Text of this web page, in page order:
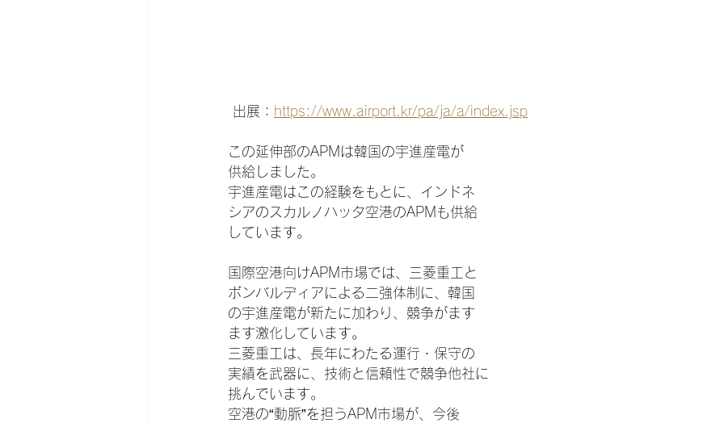
出展： https://www.airport.kr/pa/ja/a/index.jsp
この延伸部のAPMは韓国の宇進産電が
供給しました。
宇進産電はこの経験をもとに、インドネ
シアのスカルノハッタ空港のAPMも供給
しています。
国際空港向けAPM市場では、三菱重工と
ボンバルディアによる二強体制に、韓国
の宇進産電が新たに加わり、競争がます
ます激化しています。
三菱重工は、長年にわたる運行・保守の
実績を武器に、技術と信頼性で競争他社に
挑んでいます。
空港の“動脈”を担うAPM市場が、今後